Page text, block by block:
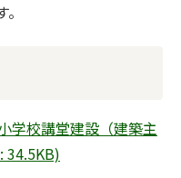
学校講堂建設（建築主
34.5KB)